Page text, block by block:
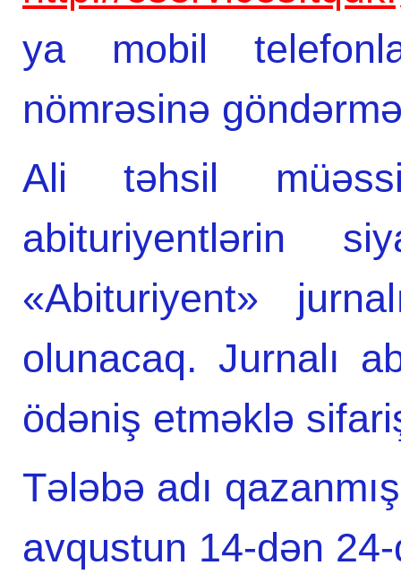
ya mobil
nömrəsinə
Ali təhsil
abituriyentlərin
«Abituriyent»
olunacaq. Jurnalı
ödəniş etməklə
Tələbə adı
avqustun 14-dən